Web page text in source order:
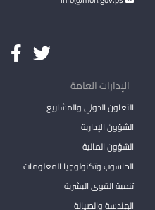
الإدارات العامة
التعاون الدولي والمشاريع
الشؤون الإدارية
الشؤون المالية
الحاسوب وتكنولوجيا المعلومات
تنمية القوى البشرية
الهندسة والصيانة